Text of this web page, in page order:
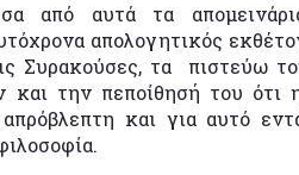
από αυτά τα
απολογητικός
Συρακούσες, τα πιστεύω
την πεποίθησή του ότι η
και για αυτό